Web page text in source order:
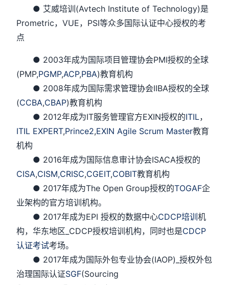
● 艾威培训(Avtech Institute of Technology)是
Prometric，VUE，PSI等众多国际认证中心授权的考
点
● 2003年成为国际项目管理协会PMI授权的全球
(PMP,PGMP,ACP,PBA)教育机构
● 2008年成为国际需求管理协会IIBA授权的全球
(CCBA,CBAP)教育机构
● 2012年成为IT服务管理官方EXIN授权的ITIL，
ITIL EXPERT,Prince2,EXIN Agile Scrum Master教育
机构
● 2016年成为国际信息审计协会ISACA授权的
CISA,CISM,CRISC,CGEIT,COBIT教育机构
● 2017年成为The Open Group授权的TOGAF企
业架构的官方培训机构。
● 2017年成为EPI 授权的数据中心CDCP培训机
构，华东地区_CDCP授权培训机构，同时也是CDCP
认证考试考场。
● 2017年成为国际外包专业协会(IAOP)_授权外包
治理国际认证SGF(Sourcing